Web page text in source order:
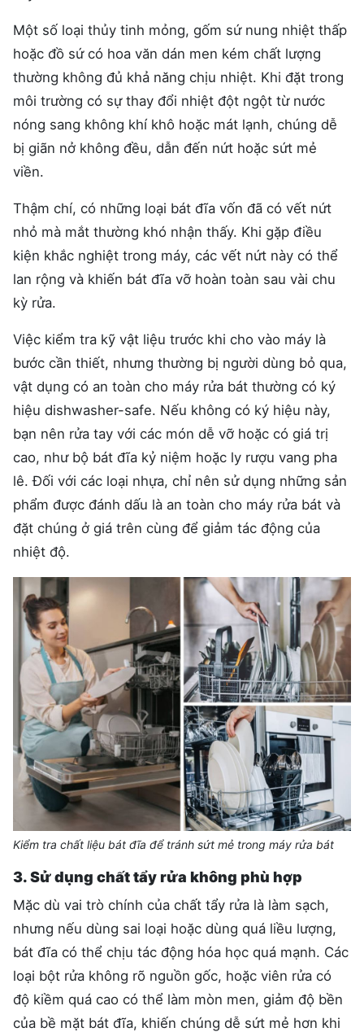
Một số loại thủy tinh mỏng, gốm sứ nung nhiệt thấp
hoặc đồ sứ có hoa văn dán men kém chất lượng
thường không đủ khả năng chịu nhiệt. Khi đặt trong
môi trường có sự thay đổi nhiệt đột ngột từ nước
nóng sang không khí khô hoặc mát lạnh, chúng dễ
bị giãn nở không đều, dẫn đến nứt hoặc sứt mẻ
viền.
Thậm chí, có những loại bát đĩa vốn đã có vết nứt
nhỏ mà mắt thường khó nhận thấy. Khi gặp điều
kiện khắc nghiệt trong máy, các vết nứt này có thể
lan rộng và khiến bát đĩa vỡ hoàn toàn sau vài chu
kỳ rửa.
Việc kiểm tra kỹ vật liệu trước khi cho vào máy là
bước cần thiết, nhưng thường bị người dùng bỏ qua,
vật dụng có an toàn cho máy rửa bát thường có ký
hiệu dishwasher-safe. Nếu không có ký hiệu này,
bạn nên rửa tay với các món dễ vỡ hoặc có giá trị
cao, như bộ bát đĩa kỷ niệm hoặc ly rượu vang pha
lê. Đối với các loại nhựa, chỉ nên sử dụng những sản
phẩm được đánh dấu là an toàn cho máy rửa bát và
đặt chúng ở giá trên cùng để giảm tác động của
nhiệt độ.
Kiểm tra chất liệu bát đĩa để tránh sứt mẻ trong máy rửa bát
3. Sử dụng chất tẩy rửa không phù hợp
Mặc dù vai trò chính của chất tẩy rửa là làm sạch,
nhưng nếu dùng sai loại hoặc dùng quá liều lượng,
bát đĩa có thể chịu tác động hóa học quá mạnh. Các
loại bột rửa không rõ nguồn gốc, hoặc viên rửa có
độ kiềm quá cao có thể làm mòn men, giảm độ bền
của bề mặt bát đĩa, khiến chúng dễ sứt mẻ hơn khi